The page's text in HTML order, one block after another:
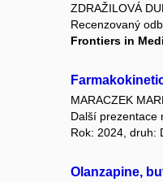
ZDRAŽILOVÁ
Recenzovaný
Frontiers in
MARACZEK
Další prezentace
Rok: 2024, druh:
Olanzapine,